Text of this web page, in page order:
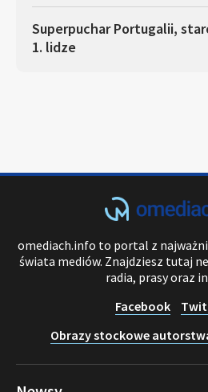
Superpuchar Portugalii,
1. lidze
omediach.info to portal z
świata mediów. Znajdziesz tutaj
radia, prasy oraz
Facebook
Obrazy stockowe